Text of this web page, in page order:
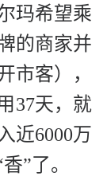
玛希望乘
的商家并
市客），
37天，就
近6000万
”了。